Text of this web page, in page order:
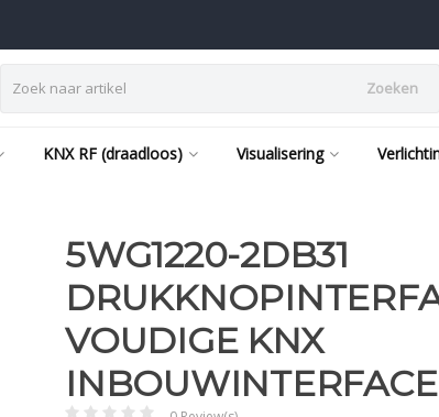
Zoeken
KNX RF (draadloos) Visualisering
5WG1220-2DB31
VOUDIGE KNX
INBOUWINTERFACE